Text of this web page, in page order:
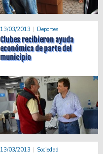
13/03/2013 Deportes
Clubes recibieron ayuda
económica de parte del
municipio
13/03/2013 Sociedad